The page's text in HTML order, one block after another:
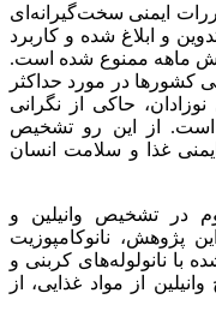
ایمنی سخت‌گیرانه‌ای
و ابلاغ شده و کاربرد
ماهه ممنوع شده است.
کشورها در مورد حداکثر
حاکی از نگرانی
است. از این رو تشخیص
غذا و سلامت انسان
در تشخیص وانیلین و
پژوهش، نانوکامپوزیت
با نانولوله‌های کربنی و
از مواد غذایی، از